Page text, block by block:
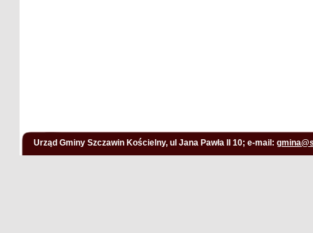
Urząd Gminy Szczawin Kościelny, ul Jana Pawła II 10; e-mail: